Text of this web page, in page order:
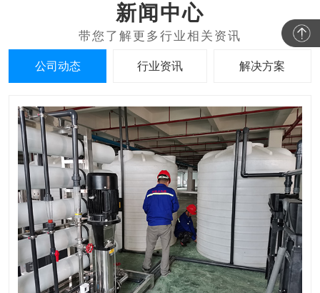
新闻中心
公司动态 行业资讯 解决方案